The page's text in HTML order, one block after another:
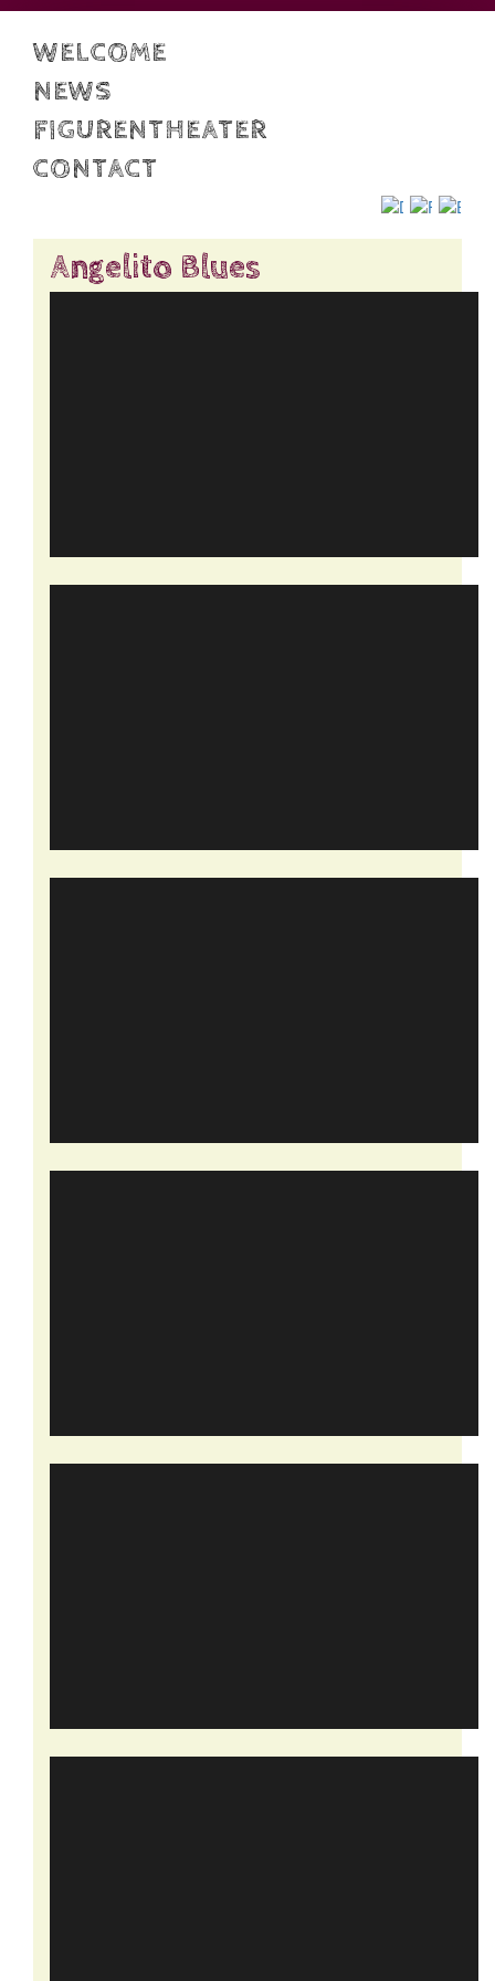
WELCOME
NEWS
FIGURENTHEATER
CONTACT
Deutsch
Angelito Blues